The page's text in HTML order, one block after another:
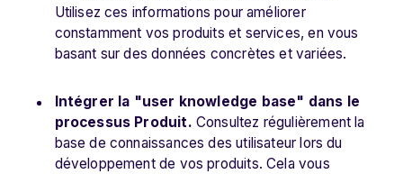
Utilisez ces informations pour améliorer
constamment vos produits et services, en vous
basant sur des données concrètes et variées.
Intégrer la "user knowledge base" dans le
processus Produit. Consultez régulièrement la
base de connaissances des utilisateur lors du
développement de vos produits. Cela vous